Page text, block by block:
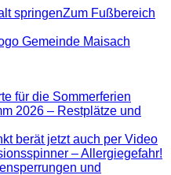
springenZum Fußbereich
für die Sommerferien
2026 – Restplätze und
berät jetzt auch per Video
– Allergiegefahr!
und